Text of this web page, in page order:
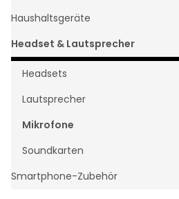
Haushaltsgeräte
Headset & Lautsprecher
Headsets
Lautsprecher
Mikrofone
Soundkarten
Smartphone-Zubehör